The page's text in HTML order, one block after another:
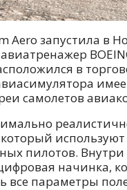
Aero запустила в
в
самолетов
пилотов.
начинка,
все параметры